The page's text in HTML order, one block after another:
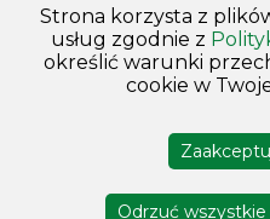
Ul.
46-045
(woj.
Copyright © 2026
Strona korzysta z
usług zgodnie z
określić warunki
cookie w
Odrzuć